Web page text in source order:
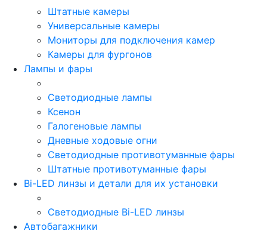
Штатные камеры
Универсальные камеры
Мониторы для подключения камер
Камеры для фургонов
Лампы и фары
Светодиодные лампы
Ксенон
Галогеновые лампы
Дневные ходовые огни
Светодиодные противотуманные фары
Штатные противотуманные фары
Bi-LED линзы и детали для их установки
Светодиодные Bi-LED линзы
Автобагажники